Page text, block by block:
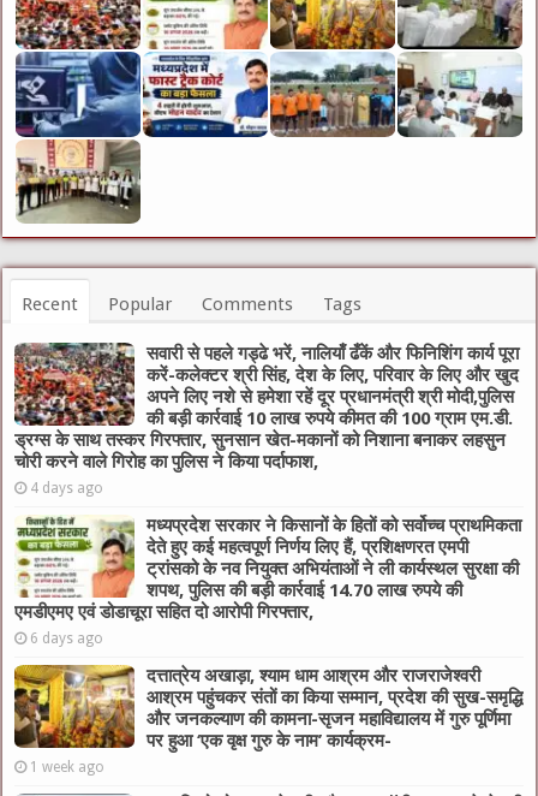
Recent Popular Comments Tags
सवारी से पहले गड्ढे भरें, नालियाँ ढँकें और फिनिशिंग कार्य पूरा
करें-कलेक्टर श्री सिंह, देश के लिए, परिवार के लिए और खुद
अपने लिए नशे से हमेशा रहें दूर प्रधानमंत्री श्री मोदी,पुलिस
की बड़ी कार्रवाई 10 लाख रुपये कीमत की 100 ग्राम एम.डी.
ड्रग्स के साथ तस्कर गिरफ्तार, सुनसान खेत-मकानों को निशाना बनाकर लहसुन
चोरी करने वाले गिरोह का पुलिस ने किया पर्दाफाश,
4 days ago
मध्यप्रदेश सरकार ने किसानों के हितों को सर्वोच्च प्राथमिकता
देते हुए कई महत्वपूर्ण निर्णय लिए हैं, प्रशिक्षणरत एमपी
ट्रांसको के नव नियुक्त अभियंताओं ने ली कार्यस्थल सुरक्षा की
शपथ, पुलिस की बड़ी कार्रवाई 14.70 लाख रुपये की
एमडीएमए एवं डोडाचूरा सहित दो आरोपी गिरफ्तार,
6 days ago
दत्तात्रेय अखाड़ा, श्याम धाम आश्रम और राजराजेश्वरी
आश्रम पहुंचकर संतों का किया सम्मान, प्रदेश की सुख-समृद्धि
और जनकल्याण की कामना-सृजन महाविद्यालय में गुरु पूर्णिमा
पर हुआ ‘एक वृक्ष गुरु के नाम’ कार्यक्रम-
1 week ago